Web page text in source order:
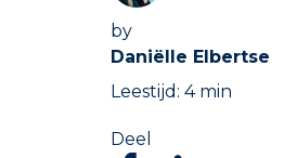
by
Daniëlle Elbertse
Leestijd: 4min
Deel